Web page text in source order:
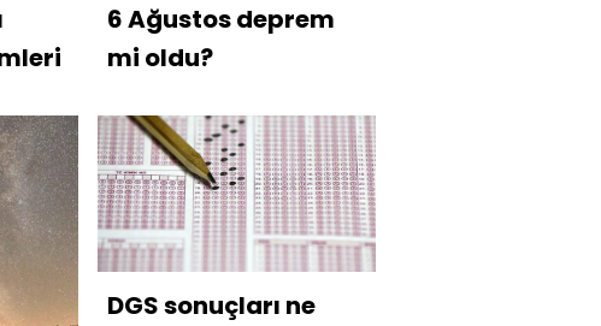
6 Ağustos deprem
mi oldu?
DGS sonuçları ne